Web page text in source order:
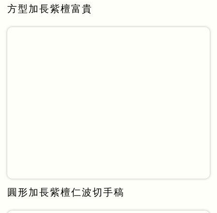
方型加長紫檀富貴
圓形加長紫檀仁波切手稿